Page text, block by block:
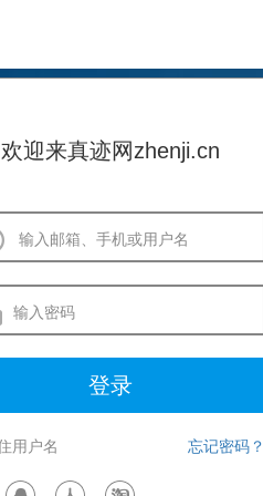
欢迎来真迹网zhenji.cn
输入密码
登录
用户名 忘记密码？